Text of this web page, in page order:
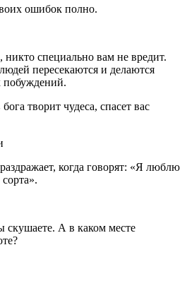
ошибок полно.
специально вам не вредит.
пересекаются и делаются
побуждений.
творит чудеса, спасет вас
когда говорят: «Я люблю
скушаете. А в каком месте